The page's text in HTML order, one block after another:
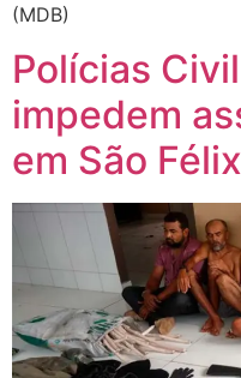
(MDB)
Polícias
impedem
em São